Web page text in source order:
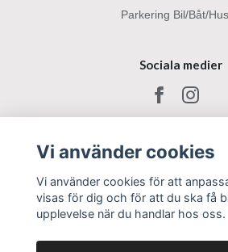
Parkering Bil/Båt/
Sociala medier
Vi använder cookies
Vi använder cookies för att
visas för dig och för att du ska få
upplevelse när du handlar hos oss.